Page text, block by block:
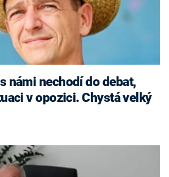
námi nechodí do debat,
v opozici. Chystá velký